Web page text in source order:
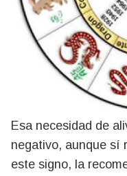
Esa necesidad de
negativo, aunque sí
este signo, la